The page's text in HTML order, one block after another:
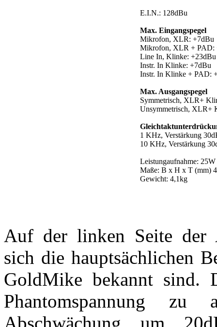
E.I.N.: 128dBu
Max. Eingangspegel
Mikrofon, XLR: +7dBu
Mikrofon, XLR + PAD:
Line In, Klinke: +23dBu
Instr. In Klinke: +7dBu
Instr. In Klinke + PAD:
Max. Ausgangspegel
Symmetrisch, XLR+
Unsymmetrisch, XLR+
1 KHz, Verstärkung
10 KHz, Verstärkung
Leistungaufnahme: 25W
Maße: B x H x T (mm)
Gewicht: 4,1kg
Auf der linken Seite der
sich die hauptsächlichen
GoldMike bekannt sind.
Phantomspannung
Abschwächung um